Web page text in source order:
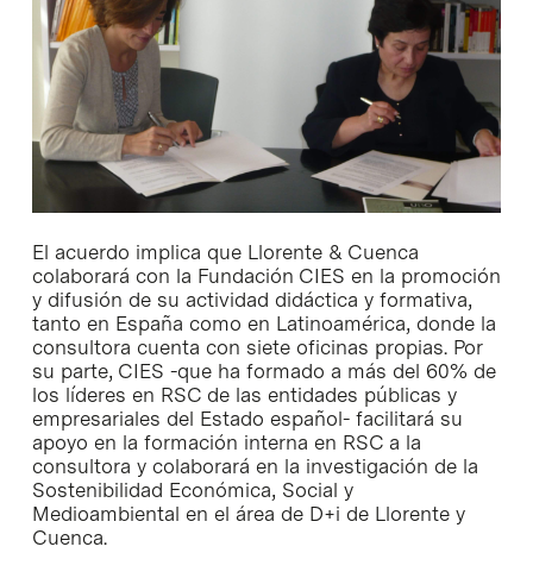
El acuerdo implica que Llorente & Cuenca
colaborará con la Fundación CIES en la promoción
y difusión de su actividad didáctica y formativa,
tanto en España como en Latinoamérica, donde la
consultora cuenta con siete oficinas propias. Por
su parte, CIES -que ha formado a más del 60% de
los líderes en RSC de las entidades públicas y
empresariales del Estado español- facilitará su
apoyo en la formación interna en RSC a la
consultora y colaborará en la investigación de la
Sostenibilidad Económica, Social y
Medioambiental en el área de D+i de Llorente y
Cuenca.